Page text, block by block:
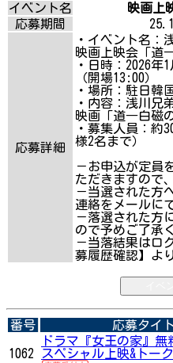
イベント名
映画上
応募期間
応募詳細
・イベント名：
映画上映会「道
・日時：2026年
（開場13:00）
・場所：駐日韓
・内容：浅川兄
映画「道―白磁
・募集人員：約
様2名まで）
－お申込が定員
ただきますので
－当選された方
連絡をメールに
－落選された方
ので予めご了承
－当落結果はロ
募履歴確認】よ
番号 応募タイ
1062
ドラマ『女王の家』無
スペシャル上映&トー